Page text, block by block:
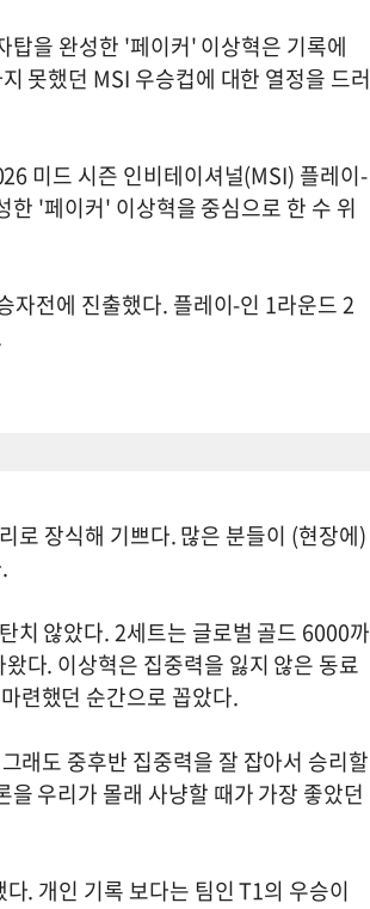
을 완성한 '페이커' 이상혁은 기록에
못했던 MSI 우승컵에 대한 열정을 드러
미드 시즌 인비테이셔널(MSI) 플레이-
한 '페이커' 이상혁을 중심으로 한 수 위
자전에 진출했다. 플레이-인 1라운드 2
로 장식해 기쁘다. 많은 분들이 (현장에)
치 않았다. 2세트는 글로벌 골드 6000까
다. 이상혁은 집중력을 잃지 않은 동료
련했던 순간으로 꼽았다.
래도 중후반 집중력을 잘 잡아서 승리할
우리가 몰래 사냥할 때가 가장 좋았던
. 개인 기록 보다는 팀인 T1의 우승이